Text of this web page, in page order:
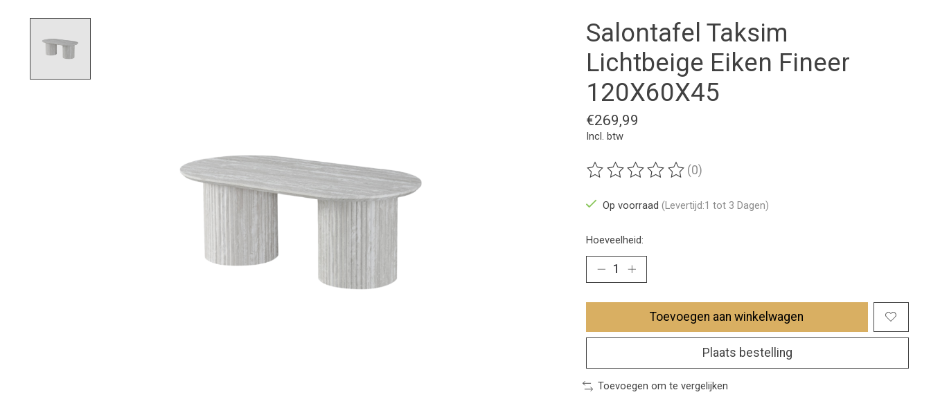
Salontafel Taksim
Lichtbeige Eiken Fineer
120X60X45
€269,99
Incl. btw
De beoordeling van dit product is
(0)
Op voorraad (Levertijd:1 tot 3 Dagen)
Hoeveelheid:
Toevoegen aan winkelwagen
Plaats bestelling
Toevoegen om te vergelijken